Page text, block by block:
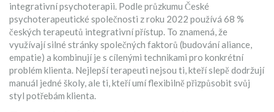
integrativní psychoterapii. Podle průzkumu České
psychoterapeutické společnosti z roku 2022 používá 68 %
českých terapeutů integrativní přístup. To znamená, že
využívají silné stránky společných faktorů (budování aliance,
empatie) a kombinují je s cílenými technikami pro konkrétní
problém klienta. Nejlepší terapeuti nejsou ti, kteří slepě dodržují
manuál jedné školy, ale ti, kteří umí flexibilně přizpůsobit svůj
styl potřebám klienta.